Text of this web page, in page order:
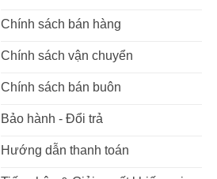
Chính sách bán hàng
Chính sách vận chuyển
Chính sách bán buôn
Bảo hành - Đổi trả
Hướng dẫn thanh toán